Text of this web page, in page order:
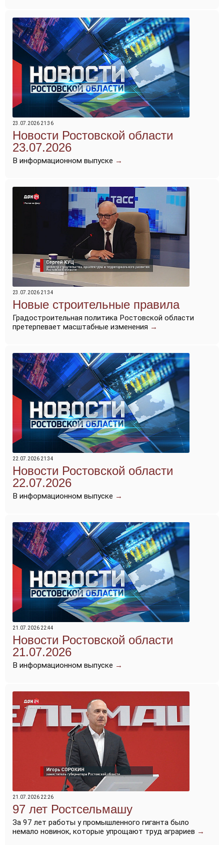
23.07.2026 21:36
Новости Ростовской области
23.07.2026
В информационном выпуске →
23.07.2026 21:34
Новые строительные правила
Градостроительная политика Ростовской области
претерпевает масштабные изменения →
22.07.2026 21:34
Новости Ростовской области
22.07.2026
В информационном выпуске →
21.07.2026 22:44
Новости Ростовской области
21.07.2026
В информационном выпуске →
21.07.2026 22:26
97 лет Ростсельмашу
За 97 лет работы у промышленного гиганта было
немало новинок, которые упрощают труд аграриев →